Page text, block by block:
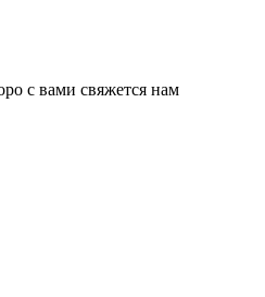
с вами свяжется нам